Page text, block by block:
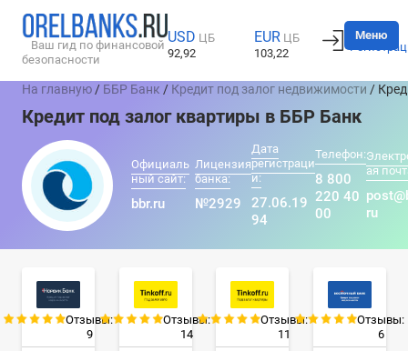
Ваш гид по финансовой
безопасности
USD ЦБ
92,92
EUR ЦБ
103,22
Вход
Меню
На главную / ББР Банк / Кредит под залог недвижимости /
Кредит под залог квартиры в ББР Банк
Официаль
ный сайт:
bbr.ru
Лицензия
банка:
№2929
Дата
регистраци
и:
27.06.19
94
Телефон:
8 800
220 40
00
ая
ru
Отзывы:
9
Отзывы:
14
Отзывы:
11
Отзывы:
6